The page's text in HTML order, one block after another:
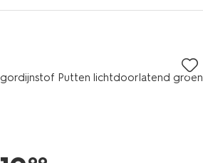
gordijnstof Putten lichtdoorlatend groen